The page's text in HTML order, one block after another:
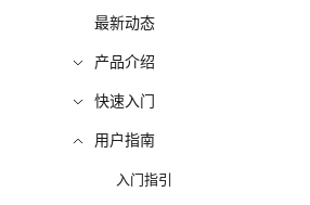
最新动态
产品介绍
快速入门
用户指南
入门指引